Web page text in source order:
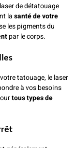
de détatouage
lasanté de votre
les pigments du
par le corps.
tatouage, le laser
à vos besoins
tous types de